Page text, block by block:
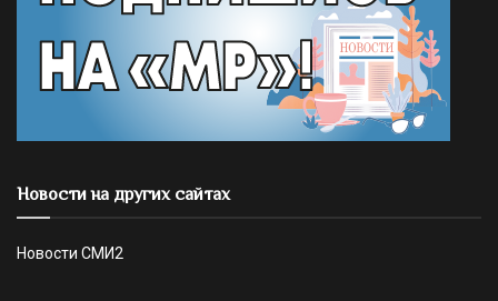
Новости на других сайтах
Новости СМИ2